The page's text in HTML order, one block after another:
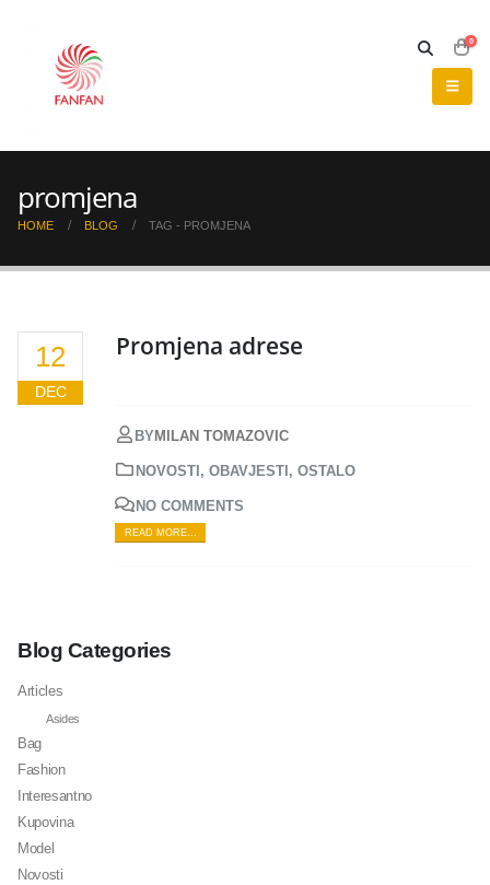
0
promjena
HOME BLOG TAG - PROMJENA
12
DEC
Promjena adrese
BYMILAN TOMAZOVIC
NOVOSTI , OBAVJESTI , OSTALO
NO COMMENTS
READ MORE...
Blog Categories
Articles
Asides
Bag
Fashion
Interesantno
Kupovina
Model
Novosti